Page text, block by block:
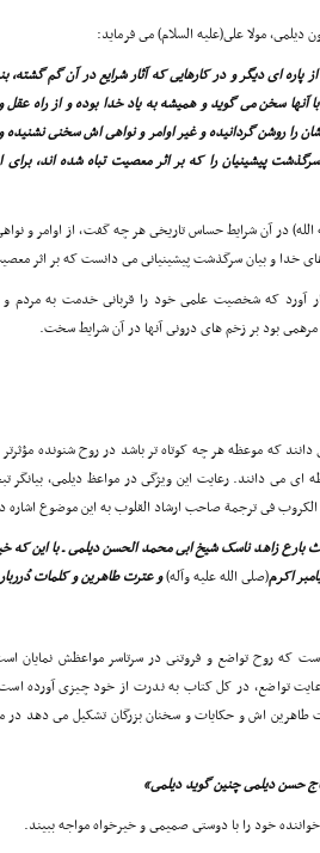
مولا على(علیه السلام) مى فرماید:
پاره اى دیگر و در کارهایى که آثار شرایع در آن گم
آنها سخن مى گوید و همیشه به یاد خدا بوده و از راه عقل
را روشن گردانیده و غیر اوامر و نواهى اش سخنى نشنیده
پیشینیان را که بر اثر معصیت تباه شده اند،
در آن شرایط حساس تاریخى هر چه گفت، از اوامر و
خدا و بیان سرگذشت پیشینیانى مى دانست که بر اثر
آورد که شخصیت علمى خود را قربانى خدمت به مردم و
مرهمى بود بر زخم هاى درونى آنها در آن شرایط سخت.
دانند که موعظه هر چه کوتاه تر باشد در روح شنونده
اى مى دانند. رعایت این ویژگى در مواعظ دیلمى،
فى ترجمة صاحب ارشاد القلوب به این موضوع اشاره
بارع زاهد ناسک شیخ ابى محمد الحسن دیلمى ـ با این
اکرم(صلى الله علیه وآله)و عترت طاهرین و کلمات
که روح تواضع و فروتنى در سرتاسر مواعظش نمایان
تواضع، در کل کتاب به ندرت از خود چیزى آورده است.
طاهرین اش و حکایات و سخنان بزرگان تشکیل مى دهد در
حسن دیلمى چنین گوید دیلمى»
خود را با دوستى صمیمى و خیرخواه مواجه ببیند.